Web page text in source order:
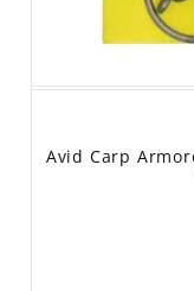
Avid Carp